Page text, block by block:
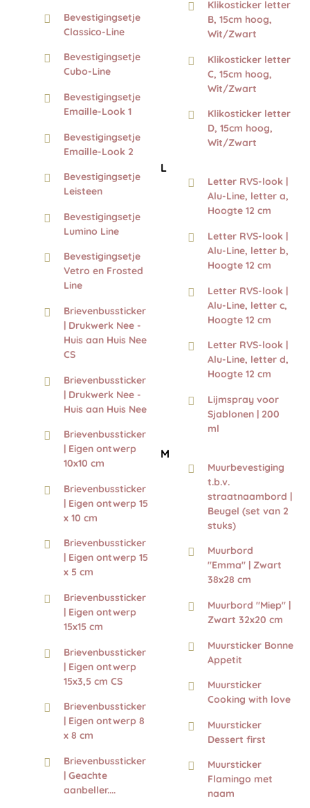
Bevestigingsetje
Classico-Line
Bevestigingsetje
Cubo-Line
Bevestigingsetje
Emaille-Look 1
Bevestigingsetje
Emaille-Look 2
Bevestigingsetje
Leisteen
Bevestigingsetje
Lumino Line
Bevestigingsetje
Vetro en Frosted
Line
Brievenbussticker
| Drukwerk Nee -
Huis aan Huis Nee
CS
Brievenbussticker
| Drukwerk Nee -
Huis aan Huis Nee
Brievenbussticker
| Eigen ontwerp
10x10 cm
Brievenbussticker
| Eigen ontwerp 15
x 10 cm
Brievenbussticker
| Eigen ontwerp 15
x 5 cm
Brievenbussticker
| Eigen ontwerp
15x15 cm
Brievenbussticker
| Eigen ontwerp
15x3,5 cm CS
Brievenbussticker
| Eigen ontwerp 8
x 8 cm
Brievenbussticker
| Geachte
aanbeller....
Klikosticker letter
B, 15cm hoog,
Wit/Zwart
Klikosticker letter
C, 15cm hoog,
Wit/Zwart
Klikosticker letter
D, 15cm hoog,
Wit/Zwart
L
Letter RVS-look |
Alu-Line, letter a,
Hoogte 12 cm
Letter RVS-look |
Alu-Line, letter b,
Hoogte 12 cm
Letter RVS-look |
Alu-Line, letter c,
Hoogte 12 cm
Letter RVS-look |
Alu-Line, letter d,
Hoogte 12 cm
Lijmspray voor
Sjablonen | 200
ml
M
Muurbevestiging
t.b.v.
straatnaambord |
Beugel (set van 2
stuks)
Muurbord
"Emma" | Zwart
38x28 cm
Muurbord "Miep" |
Zwart 32x20 cm
Muursticker Bonne
Appetit
Muursticker
Cooking with love
Muursticker
Dessert first
Muursticker
Flamingo met
naam